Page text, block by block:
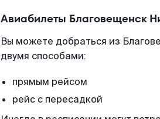
Авиабилеты Благовещенск
Вы можете добраться из
двумя способами:
прямым рейсом
рейс с пересадкой